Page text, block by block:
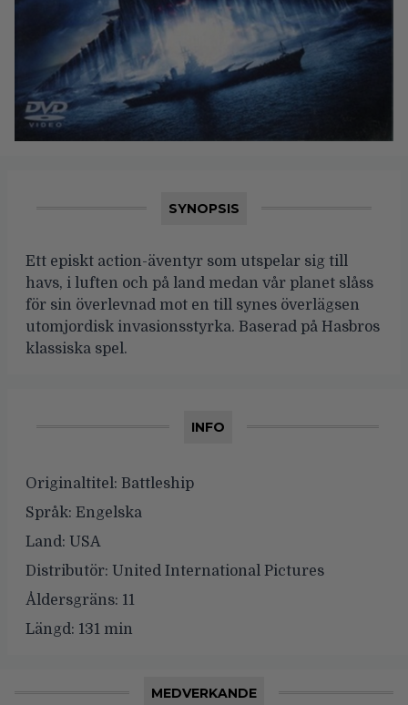
SYNOPSIS
Ett episkt action-äventyr som utspelar sig till
havs, i luften och på land medan vår planet slåss
för sin överlevnad mot en till synes överlägsen
utomjordisk invasionsstyrka. Baserad på Hasbros
klassiska spel.
INFO
Originaltitel: Battleship
Språk: Engelska
Land: USA
Distributör: United International Pictures
Åldersgräns: 11
Längd: 131 min
MEDVERKANDE